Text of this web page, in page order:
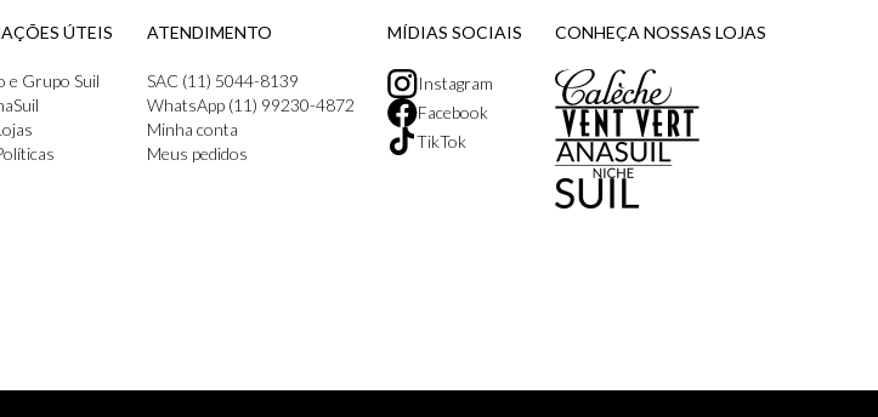
ÚTEIS
e Grupo Suil
ATENDIMENTO
SAC (11) 5044-8139
WhatsApp (11) 99230-4872
Minha conta
Meus pedidos
MÍDIAS SOCIAIS
Instagram
Facebook
TikTok
CONHEÇA NOSSAS LOJAS